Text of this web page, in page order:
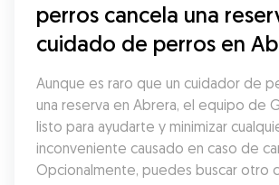
perros cancela una
cuidado de perros en
Aunque es raro que un cuidador de
una reserva en Abrera, el equipo de
listo para ayudarte y minimizar
inconveniente causado en caso de
Opcionalmente, puedes buscar otro